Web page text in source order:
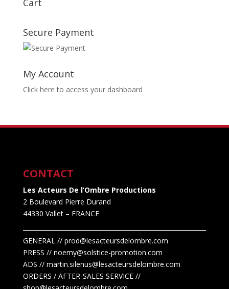
Secure Payment
My Account
Click here to access your dashboard
CONTACT
Les Acteurs De l’Ombre Productions
2 Boulevard Pierre Durand
44330 Vallet– FRANCE
GENERAL // prod@lesacteursdelombre.com
PRESS // noemy@solstice-promotion.com
ADS // martin.silenus@lesacteursdelombre.com
ORDERS / AFTER-SALES SERVICE //